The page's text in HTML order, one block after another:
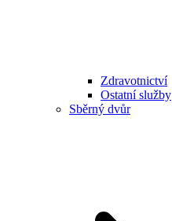
Zdravotnictví
Ostatní služby
Sběrný dvůr